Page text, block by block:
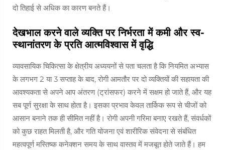
दो तिहाई से अधिक का कारण बनते हैं।
देखभाल करने वाले व्यक्ति पर निर्भरता में कमी और स्व-
स्थानांतरण के प्रति आत्मविश्वास में वृद्धि
व्यावसायिक चिकित्सा के क्षेत्रीय अध्ययनों से पता चलता है कि नियमित अभ्यास
के लगभग 2 या 3 सप्ताह के बाद, रोगी आमतौर पर दो व्यक्तियों की सहायता की
आवश्यकता से अपने आप अंतरण (ट्रांसफर) करने में सक्षम हो जाते हैं, और यह
सब पूर्ण सुरक्षा के साथ होता है। इसका प्रभाव केवल तार्किक रूप से चीजों को
आसान बनाने तक ही सीमित नहीं है। रोगी अपनी गरिमा बनाए रखते हैं, संवर्धकों
को कुछ राहत मिलती है, और गति योजना एवं शारीरिक संवेदना से संबंधित
महत्वपूर्ण मस्तिष्क कनेक्शन समय के साथ वास्तव में मजबूत होते जाते हैं। हम